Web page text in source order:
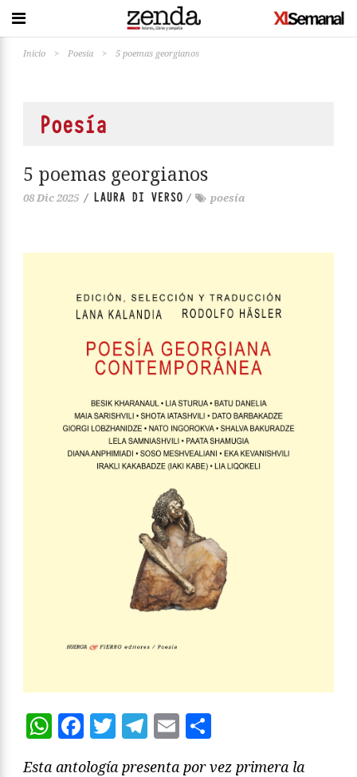
Inicio > Poesía > 5 poemas georgianos
Poesía
5 poemas georgianos
08 Dic 2025 / LAURA DI VERSO / poesía
WhatsApp
Facebook
Twitter
Telegram
Email
Esta antología presenta por vez primera la